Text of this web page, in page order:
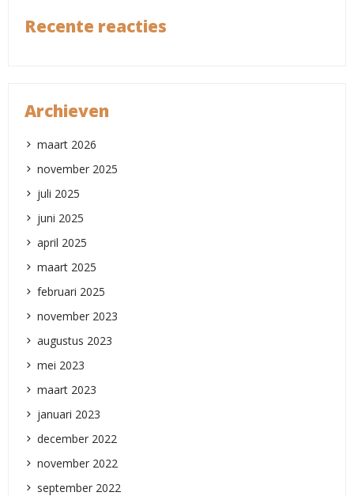
Recente reacties
Archieven
maart 2026
november 2025
juli 2025
juni 2025
april 2025
maart 2025
februari 2025
november 2023
augustus 2023
mei 2023
maart 2023
januari 2023
december 2022
november 2022
september 2022